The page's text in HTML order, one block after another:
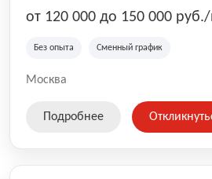
от 120 000 до 150 000
Без опыта Сменный график
Москва
Подробнее